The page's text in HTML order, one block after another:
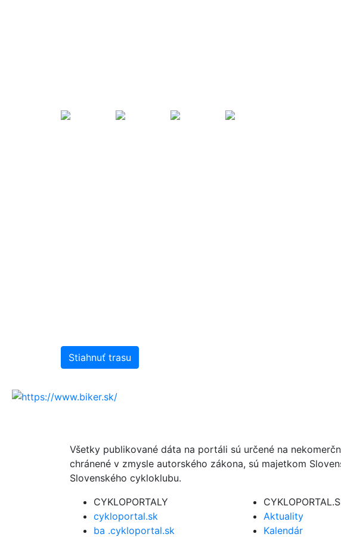
Stiahnuť trasu
Všetky publikované dáta na portáli sú určené na
chránené v zmysle autorského zákona, sú majetkom
Slovenského cykloklubu.
CYKLOPORTALY
cykloportal.sk
ba .cykloportal.sk
Aktuality
Kalendár